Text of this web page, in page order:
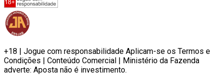
+18 | Jogue com responsabilidade Aplicam-se os Termos e
Condições | Conteúdo Comercial | Ministério da Fazenda
adverte: Aposta não é investimento.